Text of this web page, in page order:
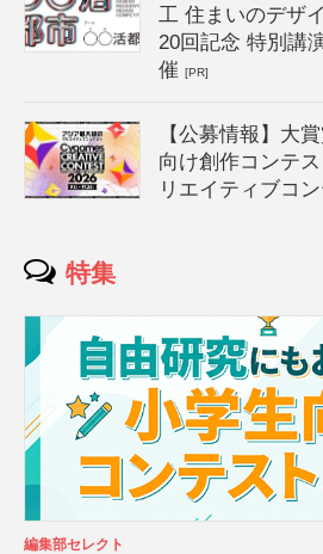
工 住まいのデザ
20回記念 特別講
催[PR]
【公募情報】大
向け創作コンテ
リエイティブコ
特集
編集部セレクト